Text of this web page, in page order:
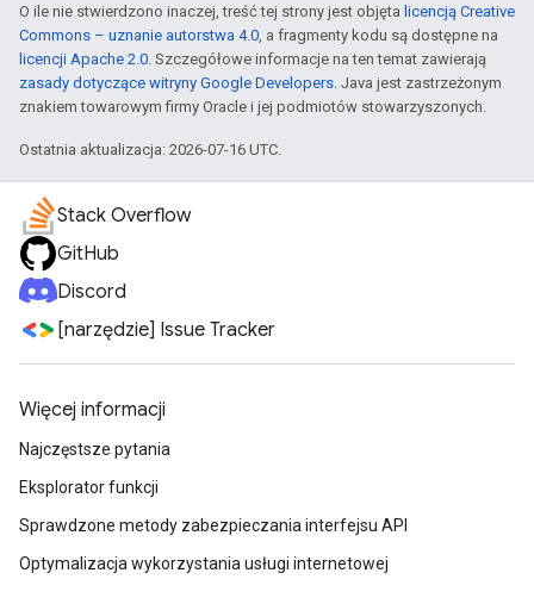
O ile nie stwierdzono inaczej, treść tej strony jest objęta licencją Creative
Commons – uznanie autorstwa 4.0 , a fragmenty kodu są dostępne na
licencji Apache 2.0 . Szczegółowe informacje na ten temat zawierają
zasady dotyczące witryny Google Developers . Java jest zastrzeżonym
znakiem towarowym firmy Oracle i jej podmiotów stowarzyszonych.
Ostatnia aktualizacja: 2026-07-16 UTC.
Stack Overflow
GitHub
Discord
[narzędzie] Issue Tracker
Więcej informacji
Najczęstsze pytania
Eksplorator funkcji
Sprawdzone metody zabezpieczania interfejsu API
Optymalizacja wykorzystania usługi internetowej